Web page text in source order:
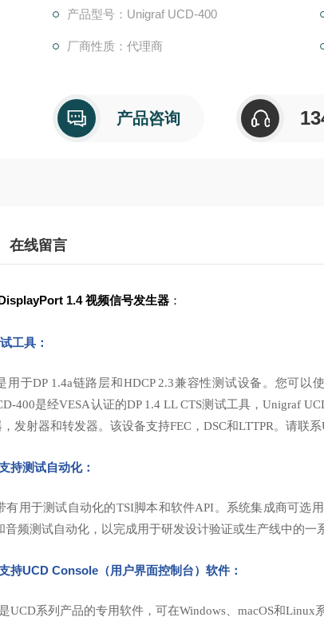
产品型号：Unigraf UCD-400
厂商性质：代理商
产品咨询
在线留言
1.4 视频信号发生器：
工具：
用于DP 1.4a链路层和HDCP 2.3兼容性测试设备。您可以
400是经VESA认证的DP 1.4 LL CTS测试工具，Unigraf
发射器和转发器。该设备支持FEC，DSC和LTTPR。请联
持测试自动化：
有用于测试自动化的TSI脚本和软件API。系统集成商可选
音频测试自动化，以完成用于研发设计验证或生产线中的一
持UCD Console（用户界面控制台）软件：
UCD系列产品的专用软件，可在Windows、macOS和